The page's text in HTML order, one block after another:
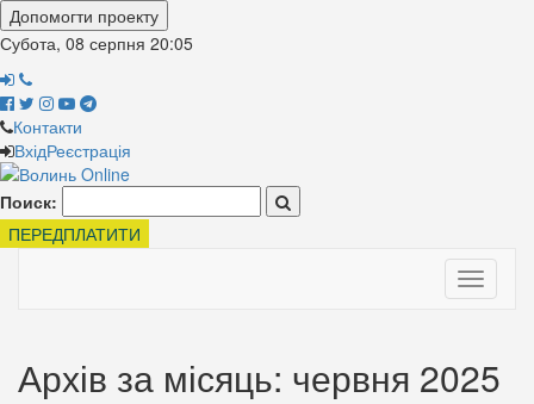
Допомогти проекту
Субота, 08 серпня 20:05
Контакти
ВхідРеєстрація
Поиск:
ПЕРЕДПЛАТИТИ
Toggle
Архів за місяць: червня 2025